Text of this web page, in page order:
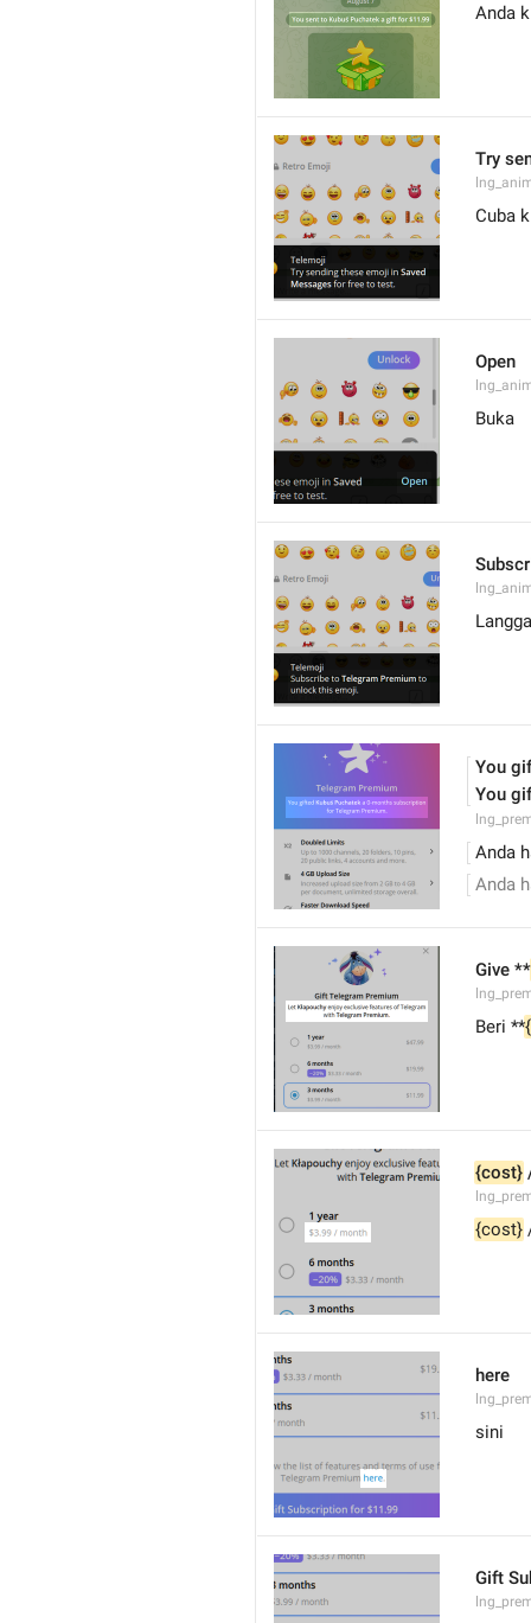
Anda
Try
Cuba
Open
Buka
You
You
Anda
Anda
Give **
Beri **
{cost}
{cost}
here
sini
Gift